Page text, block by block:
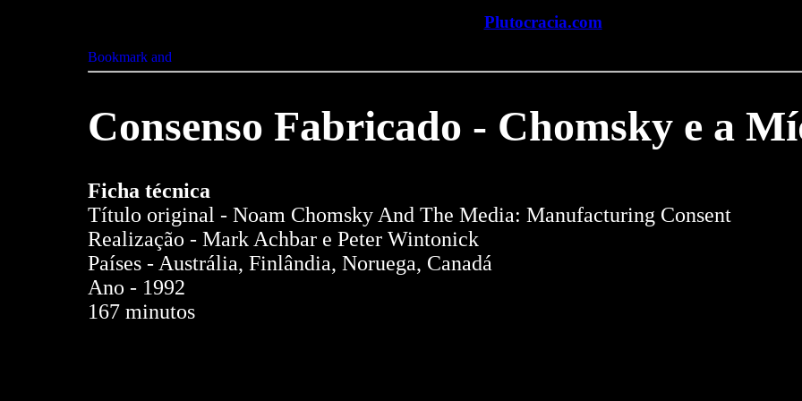
Plutocracia.com
Consenso Fabricado - Chomsky e a
Ficha técnica
Título original - Noam Chomsky And The Media: Manufacturing Consent
Realização - Mark Achbar e Peter Wintonick
Países - Austrália, Finlândia, Noruega, Canadá
Ano - 1992
167 minutos